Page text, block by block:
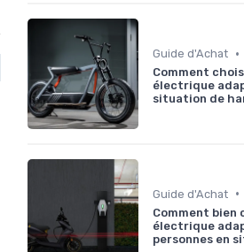
Guide d'Achat •
Comment
électrique
situation de
Guide d'Achat •
Comment bien
électrique
personnes en